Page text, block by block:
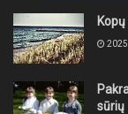
sūrių